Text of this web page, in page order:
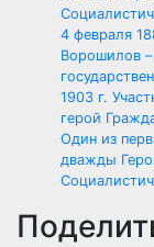
4 февраля
Ворошилов
1903 г.
герой
Один из
дважды